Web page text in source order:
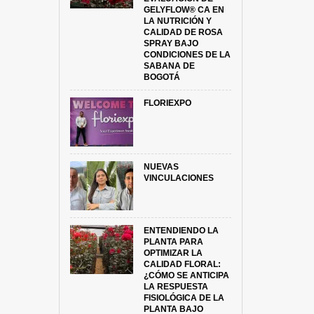
GELYFLOW® CA EN
LA NUTRICIÓN Y
CALIDAD DE ROSA
SPRAY BAJO
CONDICIONES DE LA
SABANA DE
BOGOTÁ
FLORIEXPO
NUEVAS
VINCULACIONES
ENTENDIENDO LA
PLANTA PARA
OPTIMIZAR LA
CALIDAD FLORAL:
¿CÓMO SE ANTICIPA
LA RESPUESTA
FISIOLÓGICA DE LA
PLANTA BAJO